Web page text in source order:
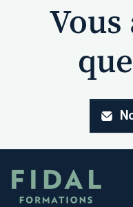
Vous